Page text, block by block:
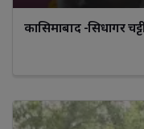
कासिमाबाद -सिधागर